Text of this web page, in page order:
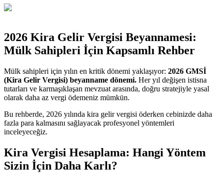
2026 Kira Gelir Vergisi Beyannamesi:
Mülk Sahipleri İçin Kapsamlı Rehber
Mülk sahipleri için yılın en kritik dönemi yaklaşıyor: 2026 GMSİ
(Kira Gelir Vergisi) beyanname dönemi. Her yıl değişen istisna
tutarları ve karmaşıklaşan mevzuat arasında, doğru stratejiyle yasal
olarak daha az vergi ödemeniz mümkün.
Bu rehberde, 2026 yılında kira gelir vergisi öderken cebinizde daha
fazla para kalmasını sağlayacak profesyonel yöntemleri
inceleyeceğiz.
Kira Vergisi Hesaplama: Hangi Yöntem
Sizin İçin Daha Karlı?